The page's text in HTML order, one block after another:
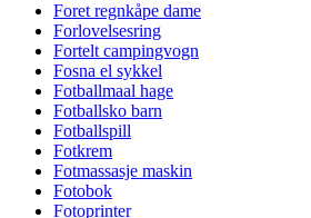
Foret regnkåpe dame
Forlovelsesring
Fortelt campingvogn
Fosna el sykkel
Fotballmaal hage
Fotballsko barn
Fotballspill
Fotkrem
Fotmassasje maskin
Fotobok
Fotoprinter